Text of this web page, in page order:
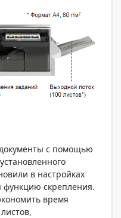
с помощью
в настройках
скрепления.
время